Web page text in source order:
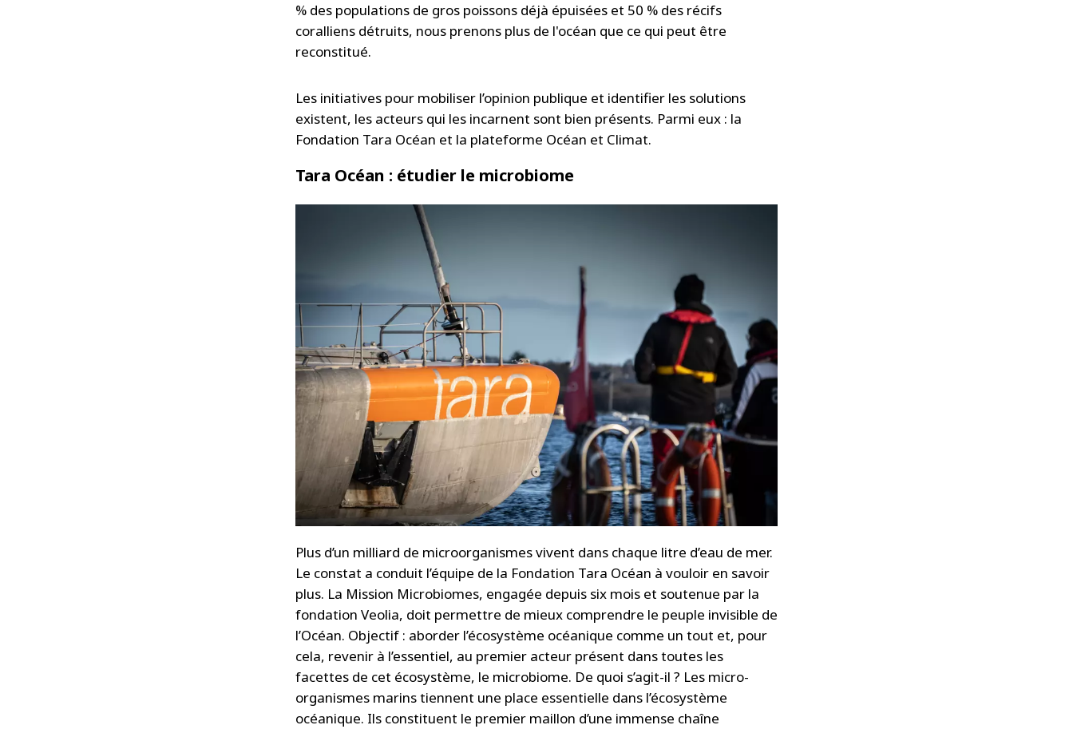
% des populations de gros poissons déjà épuisées et 50 % des récifs
coralliens détruits, nous prenons plus de l'océan que ce qui peut être
reconstitué.
Les initiatives pour mobiliser l’opinion publique et identifier les solutions
existent, les acteurs qui les incarnent sont bien présents. Parmi eux : la
Fondation Tara Océan et la plateforme Océan et Climat.
Tara Océan : étudier le microbiome
Plus d’un milliard de microorganismes vivent dans chaque litre d’eau de mer.
Le constat a conduit l’équipe de la Fondation Tara Océan à vouloir en savoir
plus. La Mission Microbiomes, engagée depuis six mois et soutenue par la
fondation Veolia, doit permettre de mieux comprendre le peuple invisible de
l’Océan. Objectif : aborder l’écosystème océanique comme un tout et, pour
cela, revenir à l’essentiel, au premier acteur présent dans toutes les
facettes de cet écosystème, le microbiome. De quoi s’agit-il ? Les micro-
organismes marins tiennent une place essentielle dans l’écosystème
océanique. Ils constituent le premier maillon d’une immense chaîne